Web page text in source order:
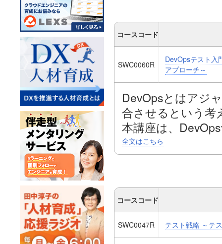
格基準の決め方な
「非機能テスト」
ので、経験の浅い
理者の方もレビュ
ます。
品質あるいはソフ
を知識を広く学び
っております。
ソフトウェアテス
よび品質の基本的
ょう！
ソフトウェアテス
知識とスキルが必
本講座では、ソフ
正しく伝授いたし
個人演習とグルー
を習得することが
コースコード
SWC0060R
DevOpsテスト入
アプローチ～
DevOpsとはアジ
合させるという考
本講座は、
の生まれた背景と
DXをはじめとし
ければいけません
DevOpsで変わっ
学びます。
全文はこちら
コースコード
SWC0047R テスト戦略 ～テ